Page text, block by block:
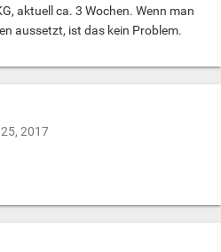
aktuell ca. 3 Wochen. Wenn man
aussetzt, ist das kein Problem.
2017